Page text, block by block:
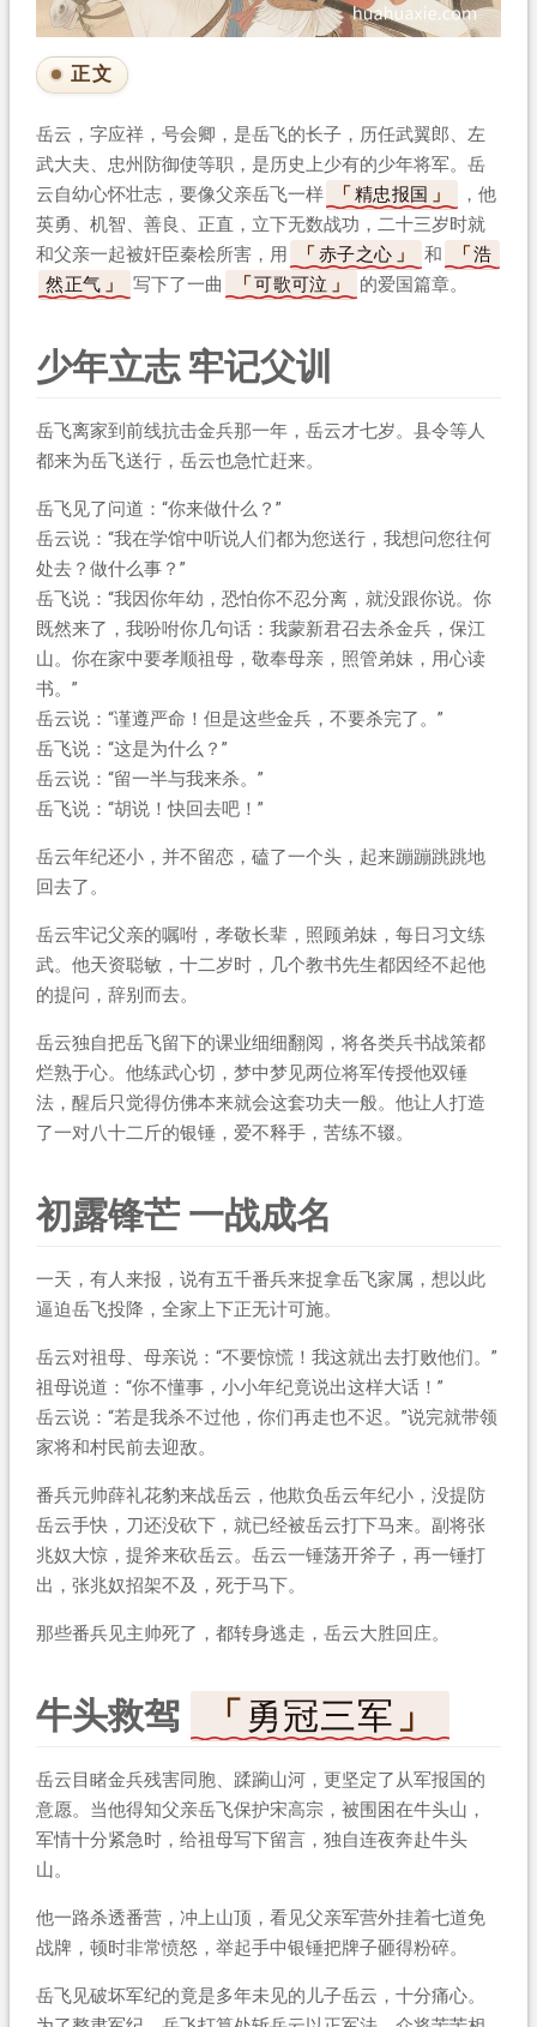
正文
岳云，字应祥，号会卿，是岳飞的长子，历任武翼郎、左
武大夫、忠州防御使等职，是历史上少有的少年将军。岳
云自幼心怀壮志，要像父亲岳飞一样
精忠报国
，他
英勇、机智、善良、正直，立下无数战功，二十三岁时就
和父亲一起被奸臣秦桧所害，用
赤子之心 和
浩
然正气
写下了一曲 可歌可泣 的爱国篇章。
少年立志 牢记父训
岳飞离家到前线抗击金兵那一年，岳云才七岁。县令等人
都来为岳飞送行，岳云也急忙赶来。
岳飞见了问道：“你来做什么？”
岳云说：“我在学馆中听说人们都为您送行，我想问您往何
处去？做什么事？”
岳飞说：“我因你年幼，恐怕你不忍分离，就没跟你说。你
既然来了，我吩咐你几句话：我蒙新君召去杀金兵，保江
山。你在家中要孝顺祖母，敬奉母亲，照管弟妹，用心读
书。”
岳云说：“谨遵严命！但是这些金兵，不要杀完了。”
岳飞说：“这是为什么？”
岳云说：“留一半与我来杀。”
岳飞说：“胡说！快回去吧！”
岳云年纪还小，并不留恋，磕了一个头，起来蹦蹦跳跳地
回去了。
岳云牢记父亲的嘱咐，孝敬长辈，照顾弟妹，每日习文练
武。他天资聪敏，十二岁时，几个教书先生都因经不起他
的提问，辞别而去。
岳云独自把岳飞留下的课业细细翻阅，将各类兵书战策都
烂熟于心。他练武心切，梦中梦见两位将军传授他双锤
法，醒后只觉得仿佛本来就会这套功夫一般。他让人打造
了一对八十二斤的银锤，爱不释手，苦练不辍。
初露锋芒 一战成名
一天，有人来报，说有五千番兵来捉拿岳飞家属，想以此
逼迫岳飞投降，全家上下正无计可施。
岳云对祖母、母亲说：“不要惊慌！我这就出去打败他们。”
祖母说道：“你不懂事，小小年纪竟说出这样大话！”
岳云说：“若是我杀不过他，你们再走也不迟。”说完就带领
家将和村民前去迎敌。
番兵元帅薛礼花豹来战岳云，他欺负岳云年纪小，没提防
岳云手快，刀还没砍下，就已经被岳云打下马来。副将张
兆奴大惊，提斧来砍岳云。岳云一锤荡开斧子，再一锤打
出，张兆奴招架不及，死于马下。
那些番兵见主帅死了，都转身逃走，岳云大胜回庄。
牛头救驾 勇冠三军
岳云目睹金兵残害同胞、蹂躏山河，更坚定了从军报国的
意愿。当他得知父亲岳飞保护宋高宗，被围困在牛头山，
军情十分紧急时，给祖母写下留言，独自连夜奔赴牛头
山。
他一路杀透番营，冲上山顶，看见父亲军营外挂着七道免
战牌，顿时非常愤怒，举起手中银锤把牌子砸得粉碎。
岳飞见破坏军纪的竟是多年未见的儿子岳云，十分痛心。